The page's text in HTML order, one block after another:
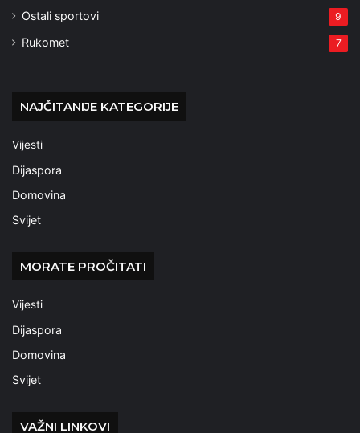
Ostali sportovi 9
Rukomet 7
NAJČITANIJE KATEGORIJE
Vijesti
Dijaspora
Domovina
Svijet
MORATE PROČITATI
Vijesti
Dijaspora
Domovina
Svijet
VAŽNI LINKOVI